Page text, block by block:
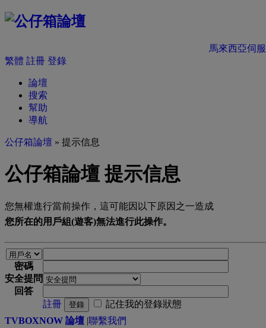
馬來西亞伺
繁體 註冊 登錄
論壇
搜索
幫助
導航
公仔箱論壇 » 提示信息
公仔箱論壇 提示信息
您無權進行當前操作，這可能因以下原因之一造成
您所在的用戶組(遊客)無法進行此操作。
密碼
安全提問
回答
註冊
登錄
記住我的登錄狀態
TVBOXNOW 論壇 |聯繫我們